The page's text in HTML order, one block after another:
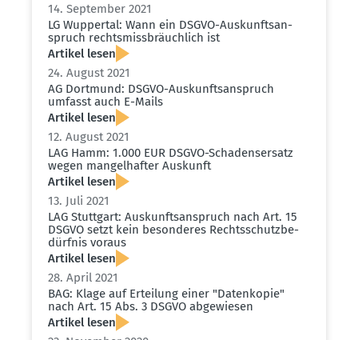
14. September 2021
LG Wuppertal: Wann ein DSGVO-Auskunfts­an­
spruch rechts­miss­bräuchlich ist
Artikel lesen
24. August 2021
AG Dortmund: DSGVO-Auskunfts­an­spruch
umfasst auch E-Mails
Artikel lesen
12. August 2021
LAG Hamm: 1.000 EUR DSGVO-Schadens­ersatz
wegen mangel­hafter Auskunft
Artikel lesen
13. Juli 2021
LAG Stuttgart: Auskunfts­an­spruch nach Art. 15
DSGVO setzt kein beson­deres Rechts­schutz­be­
dürfnis voraus
Artikel lesen
28. April 2021
BAG: Klage auf Erteilung einer "Daten­kopie"
nach Art. 15 Abs. 3 DSGVO abgewiesen
Artikel lesen